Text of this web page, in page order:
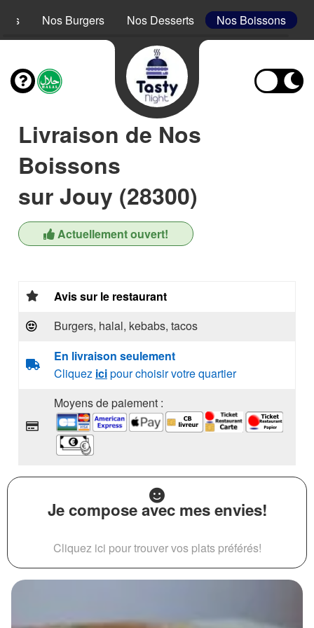
Nos Burgers Nos Desserts Nos Boissons
Livraison de Nos
Boissons
sur Jouy (28300)
Actuellement ouvert!
Avis sur le restaurant
Burgers, halal, kebabs, tacos
En livraison seulement
Cliquez icipour choisir votre quartier
Moyens de paiement :
Je compose avec mes envies!
Cliquez ici pour trouver vos plats préférés!